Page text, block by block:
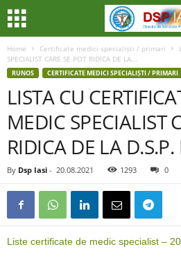
Home Certificate medici specialiști / primari
SPECIALIST CARE SE POT RIDICA DE LA...
RUNOS CERTIFICATE MEDICI SPECIALIȘTI / PRIMARI
LISTA CU
MEDIC SPECIALIST
RIDICA DE LA D.S.P.
By Dsp Iasi - 20.08.2021 1293 0
Liste certificate de medic specialist –